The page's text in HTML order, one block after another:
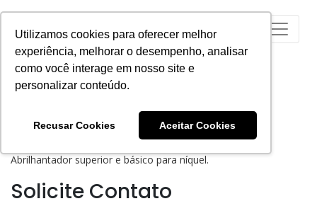
Utilizamos cookies para oferecer melhor
experiência, melhorar o desempenho, analisar
como você interage em nosso site e
personalizar conteúdo.
Recusar Cookies Aceitar Cookies
GOLPANOL® PS
Abrilhantador superior e básico para níquel.
Solicite Contato